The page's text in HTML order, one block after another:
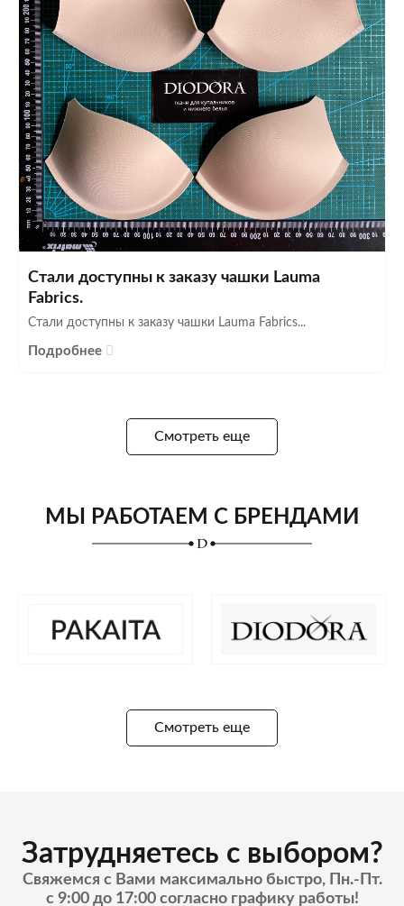
Стали доступны к заказу чашки Lauma
Fabrics.
Стали доступны к заказу чашки Lauma Fabrics...
Подробнее
Смотреть еще
МЫ РАБОТАЕМ С БРЕНДАМИ
Смотреть еще
Затрудняетесь с выбором?
Свяжемся с Вами максимально быстро, Пн.-Пт.
с 9:00 до 17:00 согласно графику работы!